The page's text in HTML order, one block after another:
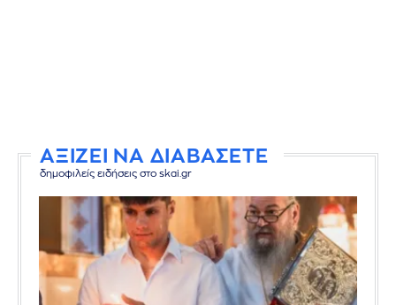
ΑΞΙΖΕΙ ΝΑ ΔΙΑΒΑΣΕΤΕ
δημοφιλείς ειδήσεις στο skai.gr